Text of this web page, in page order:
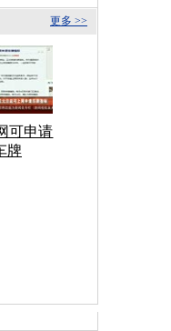
更多 >>
可申请
牌